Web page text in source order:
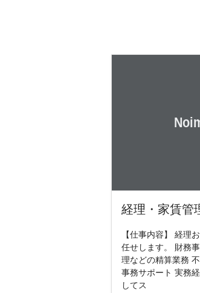
経理・家賃管
【仕事内容】 経理
任せします。 財務
理などの精算業務
事務サポート 実務
してス